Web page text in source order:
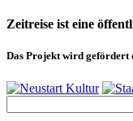
Zeitreise ist eine
Das Projekt wird gefördert